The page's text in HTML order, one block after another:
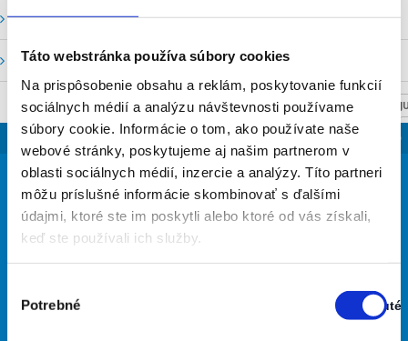
Táto webstránka používa súbory cookies
Na prispôsobenie obsahu a reklám, poskytovanie funkcií
sociálnych médií a analýzu návštevnosti používame
súbory cookie. Informácie o tom, ako používate naše
webové stránky, poskytujeme aj našim partnerom v
oblasti sociálnych médií, inzercie a analýzy. Títo partneri
môžu príslušné informácie skombinovať s ďalšími
údajmi, ktoré ste im poskytli alebo ktoré od vás získali,
keď ste používali ich služby.
súhlasu
Potrebné Zapnuté
Stav:
Stavy a prietoky SVP, š. p.
Mapový portál
SLOVENSKO
NASTAV
20°
jasná obloha
54% Vlhkosť vzduchu: